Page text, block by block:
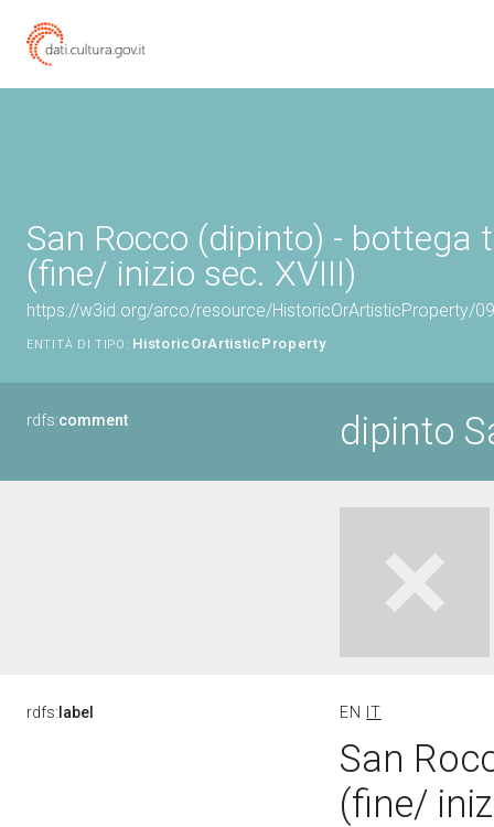
San Rocco (dipinto) - bottega
(fine/ inizio sec. XVIII)
https://w3id.org/arco/resource/HistoricOrArtisticProperty/
ENTITÀ DI TIPO: HistoricOrArtisticProperty
rdfs:comment dipinto
rdfs: label EN IT
San
(fine/